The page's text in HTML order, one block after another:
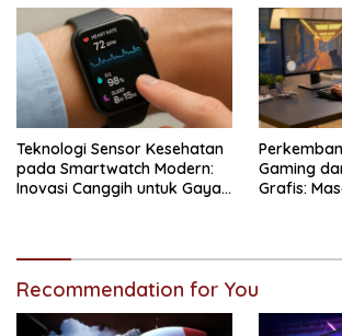
Teknologi Sensor Kesehatan
pada Smartwatch Modern:
Inovasi Canggih untuk Gaya
Gaming
Grafis:
Recommendation for You